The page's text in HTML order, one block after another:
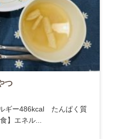
つ
ギー486kcal たんぱく質
】エネル...